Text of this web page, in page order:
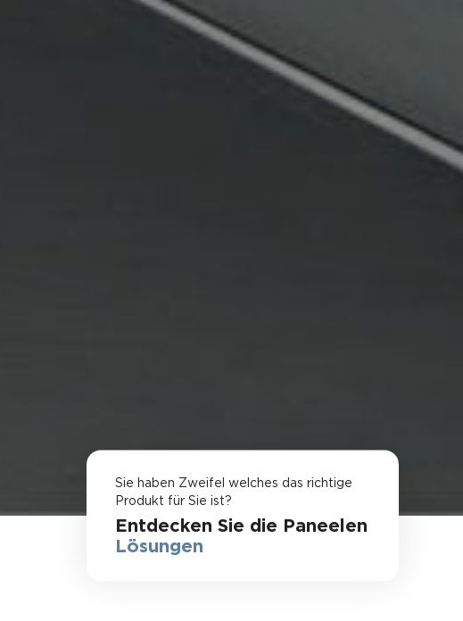
Sie haben Zweifel welches das richtige
Produkt für Sie ist?
Entdecken Sie die Paneelen
Lösungen